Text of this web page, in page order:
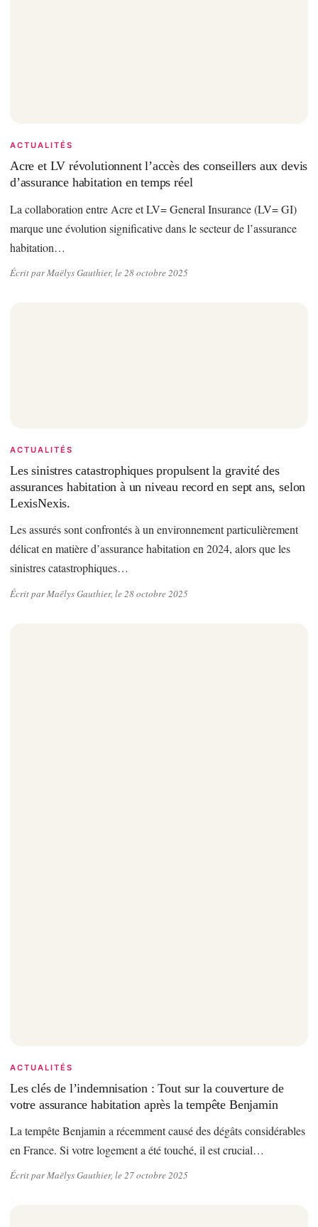
ACTUALITÉS
Acre et LV révolutionnent l’accès des conseillers aux devis
d’assurance habitation en temps réel
La collaboration entre Acre et LV= General Insurance (LV= GI)
marque une évolution significative dans le secteur de l’assurance
habitation…
Écrit par Maëlys Gauthier, le 28 octobre 2025
ACTUALITÉS
Les sinistres catastrophiques propulsent la gravité des
assurances habitation à un niveau record en sept ans, selon
LexisNexis.
Les assurés sont confrontés à un environnement particulièrement
délicat en matière d’assurance habitation en 2024, alors que les
sinistres catastrophiques…
Écrit par Maëlys Gauthier, le 28 octobre 2025
ACTUALITÉS
Les clés de l’indemnisation : Tout sur la couverture de
votre assurance habitation après la tempête Benjamin
La tempête Benjamin a récemment causé des dégâts considérables
en France. Si votre logement a été touché, il est crucial…
Écrit par Maëlys Gauthier, le 27 octobre 2025